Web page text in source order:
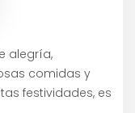
alegría,
comidas y
festividades, es